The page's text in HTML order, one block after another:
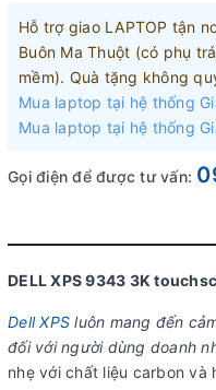
Hỗ trợ giao LAPTOP tận
Buôn Ma Thuột (có phụ
mềm). Quà tặng không
Mua laptop tại hệ thống
Mua laptop tại hệ thống
Gọi điện để được tư vấn:
DELL XPS 9343 3K
Dell XPSluôn mang đến
đối với người dùng doanh
nhẹ với chất liệu carbon và